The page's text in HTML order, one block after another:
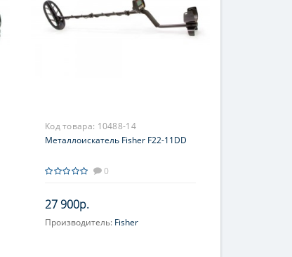
Код товара: 10488-14
Металлоискатель Fisher F22-11DD
0
27 900р.
Производитель: Fisher